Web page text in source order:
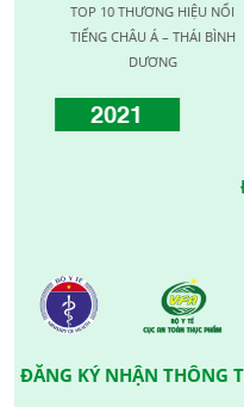
TOP 10 THƯƠNG HIỆU NỔI
TIẾNG CHÂU Á – THÁI BÌNH
DƯƠNG
2021
ĐĂNG KÝ NHẬN THÔNG